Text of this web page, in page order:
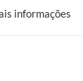
informações